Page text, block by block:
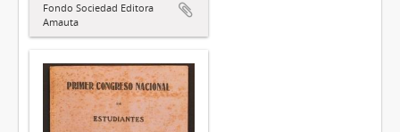
Fondo Sociedad Editora
Amauta